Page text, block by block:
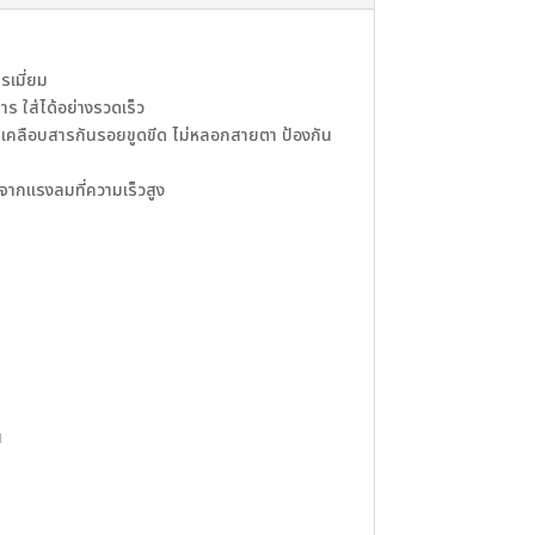
เมี่ยม
ใส่ได้อย่างรวดเร็ว
ลือบสารกันรอยขูดขีด ไม่หลอกสายตา ป้องกัน
กแรงลมที่ความเร็วสูง